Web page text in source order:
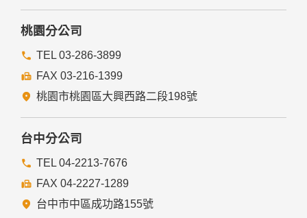
桃園分公司
TEL 03-286-3899
FAX 03-216-1399
桃園市桃園區大興西路二段198號
台中分公司
TEL 04-2213-7676
FAX 04-2227-1289
台中市中區成功路155號